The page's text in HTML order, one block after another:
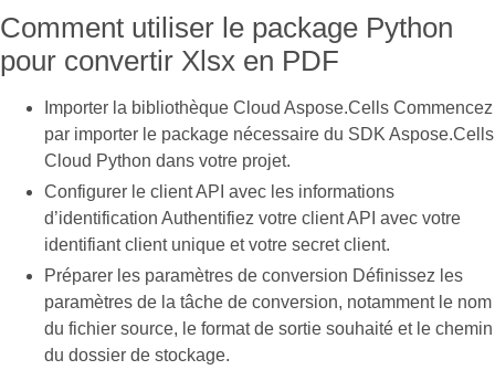
Comment utiliser le package Python
pour convertir Xlsx en PDF
Importer la bibliothèque Cloud Aspose.Cells Commencez
par importer le package nécessaire du SDK Aspose.Cells
Cloud Python dans votre projet.
Configurer le client API avec les informations
d’identification Authentifiez votre client API avec votre
identifiant client unique et votre secret client.
Préparer les paramètres de conversion Définissez les
paramètres de la tâche de conversion, notamment le nom
du fichier source, le format de sortie souhaité et le chemin
du dossier de stockage.